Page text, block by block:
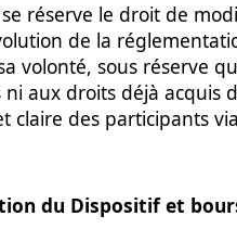
se réserve le droit de
de la
volonté, sous réserve
aux droits déjà acquis
claire des participants
du Dispositif et